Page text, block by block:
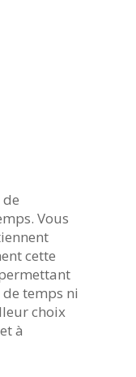
Vous
cette
temps ni
choix
à